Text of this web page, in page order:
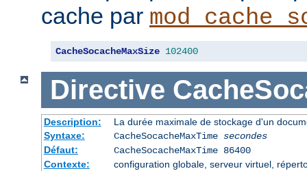
cache par
CacheSocacheMaxSize 102400
Directive
Description:
La durée maximale de stockage d'un
Syntaxe:
CacheSocacheMaxTime secondes
Défaut:
CacheSocacheMaxTime 86400
Contexte:
configuration globale, serveur virtuel,